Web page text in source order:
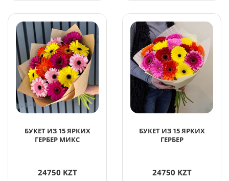
БУКЕТ ИЗ 15 ЯРКИХ
ГЕРБЕР МИКС
24750 KZT
БУКЕТ ИЗ 15 ЯРКИХ
ГЕРБЕР
24750 KZT